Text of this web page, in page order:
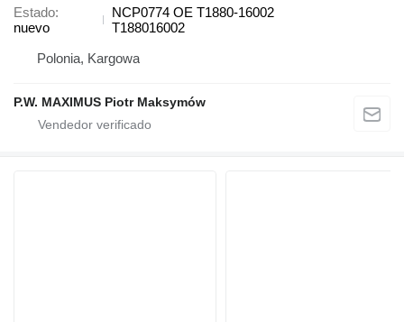
Estado
nuevo
NCP0774 OE T1880-16002
T188016002
Polonia, Kargowa
P.W. MAXIMUS Piotr Maksymów